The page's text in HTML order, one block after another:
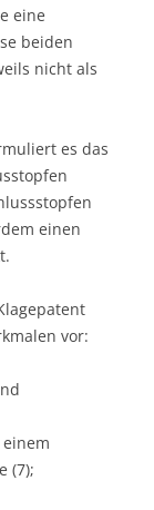
eine
beiden
nicht als
es das
einen
vor:
(7);